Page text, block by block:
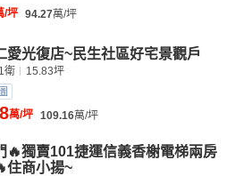
/坪 94.27萬/坪
愛光復店~民生社區好宅景觀戶
衛 15.83坪
萬/坪 109.16萬/坪
🔥獨賣101捷運信義香榭電梯兩房
住商小揚~